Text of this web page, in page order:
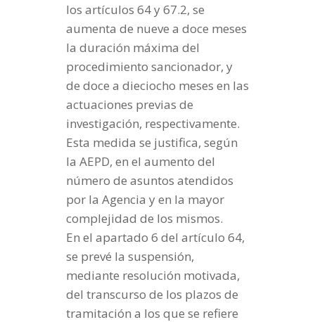
los artículos 64 y 67.2, se
aumenta de nueve a doce meses
la duración máxima del
procedimiento sancionador, y
de doce a dieciocho meses en las
actuaciones previas de
investigación, respectivamente.
Esta medida se justifica, según
la AEPD, en el aumento del
número de asuntos atendidos
por la Agencia y en la mayor
complejidad de los mismos.
En el apartado 6 del artículo 64,
se prevé la suspensión,
mediante resolución motivada,
del transcurso de los plazos de
tramitación a los que se refiere